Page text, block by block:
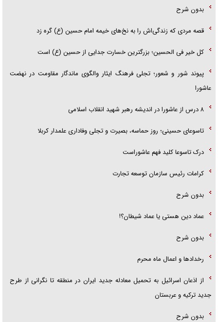
بدون شرح
قصه مردی که زندگی‌اش را به نخ‌های خیمه امام حسین (ع) گره زد
کل خیر فی الحسین؛ بزرگترین خسارت جدایی از حسین (ع) است
پیوند شور و شعور؛ تجلی فرهنگ ایثار والگوی ماندگار مقاومت در نهضت
عاشورا
۸ درس از عاشورا در اندیشه رهبر شهید انقلاب اسلامی
تاسوعای حسینی؛ روز حماسه، بصیرت و تجلی وفاداری علمدار کربلا
درک تاسوعا کلید فهم عاشوراست
کرامات رئیس سازمان توسعه تجارت
بدون شرح
عماد دین هستی یا عماد شیطان؟!
بدون شرح
رخداد‌ها و اعمال ماه محرم
از اذعان اسرائیل به تحمیل معادله جدید ایران در منطقه تا نگرانی از طرح
جدید ترکیه و عربستان
بدون شرح